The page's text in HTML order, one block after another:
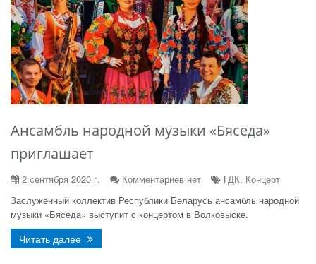
Ансамбль народной музыки «Бяседа»
приглашает
2 сентября 2020 г. Комментариев нет
ГДК, Концерт
Заслуженный коллектив Республики Беларусь ансамбль народной
музыки «Бяседа» выступит с концертом в Волковыске.
Читать далее